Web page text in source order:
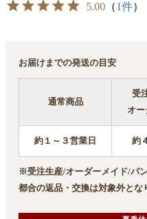
5.00 （1件）
お届けまでの発送の目安
通常商品
受
オー
約１～３営業日 約
※受注生産/オーダーメイド/パ
都合の返品・交換は対象外とな